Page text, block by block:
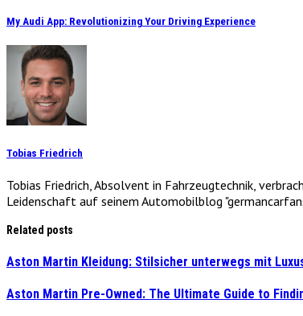
My Audi App: Revolutionizing Your Driving Experience
Tobias Friedrich
Tobias Friedrich, Absolvent in Fahrzeugtechnik,
Leidenschaft auf seinem Automobilblog
Related posts
Aston Martin Kleidung: Stilsicher unterwegs mit
Aston Martin Pre-Owned: The Ultimate Guide to